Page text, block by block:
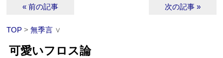
« 前の記事 次の記事 »
TOP >無季言 ∨
可愛いフロス論